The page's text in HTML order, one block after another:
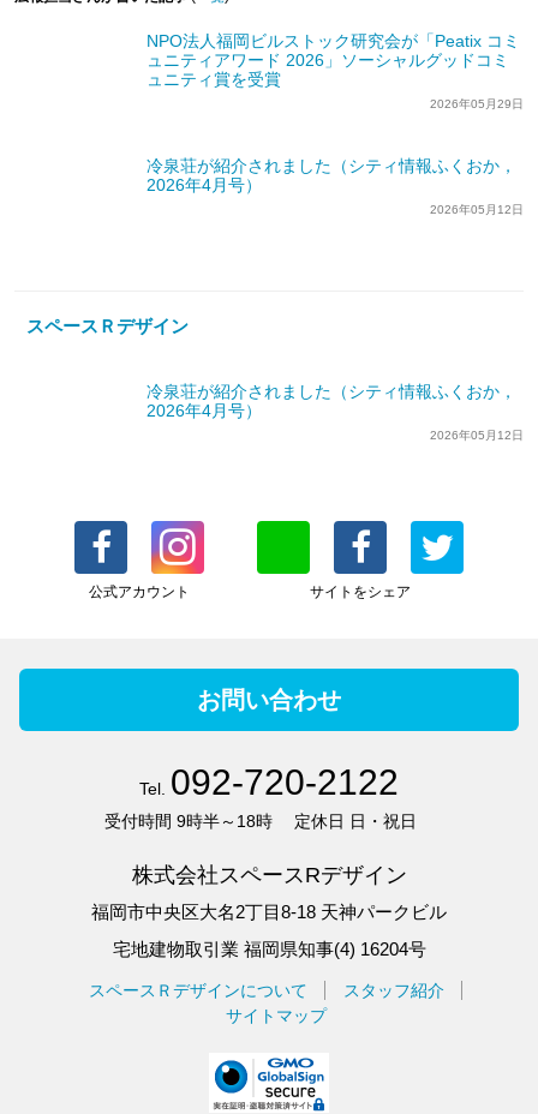
NPO法人福岡ビルストック研究会が「Peatix コミ
ュニティアワード 2026」ソーシャルグッドコミ
ュニティ賞を受賞
2026年05月29日
冷泉荘が紹介されました（シティ情報ふくおか，
2026年4月号）
2026年05月12日
スペースＲデザイン
冷泉荘が紹介されました（シティ情報ふくおか，
2026年4月号）
2026年05月12日
公式アカウント サイトをシェア
お問い合わせ
Tel. 092-720-2122
受付時間 9時半～18時 定休日 日・祝日
株式会社スペースRデザイン
福岡市中央区大名2丁目8-18 天神パークビル
宅地建物取引業 福岡県知事(4) 16204号
スペースＲデザインについて
スタッフ紹介
サイトマップ